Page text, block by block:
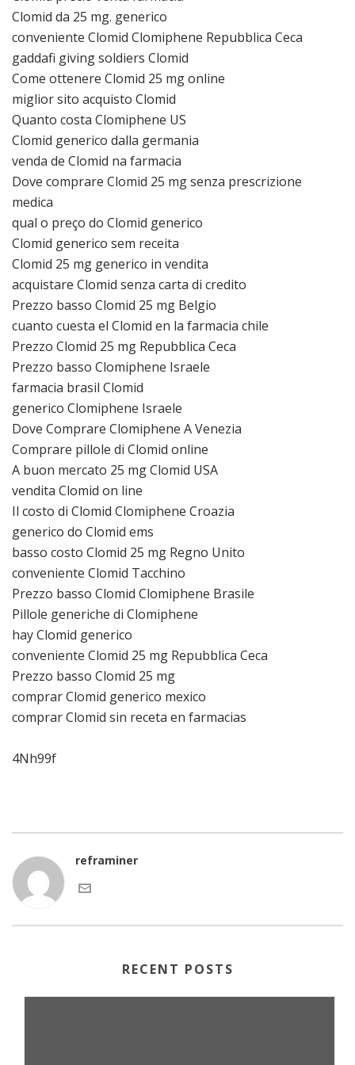
Clomid da 25 mg. generico
conveniente Clomid Clomiphene Repubblica Ceca
gaddafi giving soldiers Clomid
Come ottenere Clomid 25 mg online
miglior sito acquisto Clomid
Quanto costa Clomiphene US
Clomid generico dalla germania
venda de Clomid na farmacia
Dove comprare Clomid 25 mg senza prescrizione
medica
qual o preço do Clomid generico
Clomid generico sem receita
Clomid 25 mg generico in vendita
acquistare Clomid senza carta di credito
Prezzo basso Clomid 25 mg Belgio
cuanto cuesta el Clomid en la farmacia chile
Prezzo Clomid 25 mg Repubblica Ceca
Prezzo basso Clomiphene Israele
farmacia brasil Clomid
generico Clomiphene Israele
Dove Comprare Clomiphene A Venezia
Comprare pillole di Clomid online
A buon mercato 25 mg Clomid USA
vendita Clomid on line
Il costo di Clomid Clomiphene Croazia
generico do Clomid ems
basso costo Clomid 25 mg Regno Unito
conveniente Clomid Tacchino
Prezzo basso Clomid Clomiphene Brasile
Pillole generiche di Clomiphene
hay Clomid generico
conveniente Clomid 25 mg Repubblica Ceca
Prezzo basso Clomid 25 mg
comprar Clomid generico mexico
comprar Clomid sin receta en farmacias
4Nh99f
reframiner
RECENT POSTS